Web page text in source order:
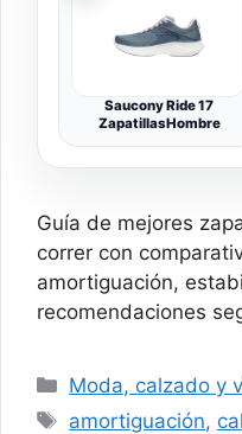
Saucony Ride 17
ZapatillasHombre
Guía de mejores
correr con
amortiguación,
recomendaciones
Categorías
Moda, calzado y
Etiquetas
amortiguación,